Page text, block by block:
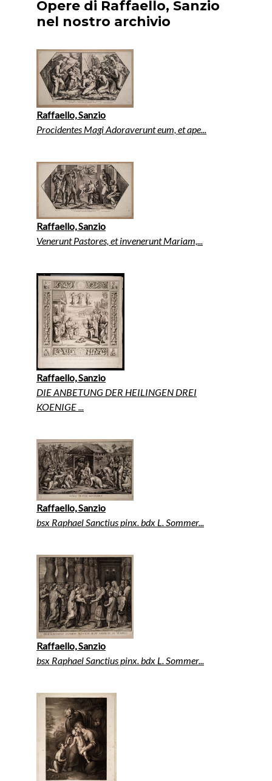
Opere di Raffaello, Sanzio
nel nostro archivio
Raffaello, Sanzio
Procidentes Magi Adoraverunt eum, et ape...
Raffaello, Sanzio
Venerunt Pastores, et invenerunt Mariam,...
Raffaello, Sanzio
DIE ANBETUNG DER HEILINGEN DREI
KOENIGE ...
Raffaello, Sanzio
bsx Raphael Sanctius pinx. bdx L. Sommer...
Raffaello, Sanzio
bsx Raphael Sanctius pinx. bdx L. Sommer...